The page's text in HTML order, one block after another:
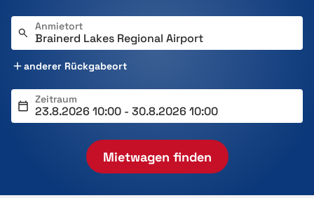
Anmietort
anderer Rückgabeort
Zeitraum
Mietwagen finden